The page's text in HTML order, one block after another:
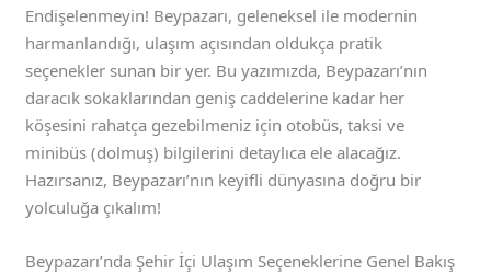
Endişelenmeyin! Beypazarı, geleneksel ile modernin
harmanlandığı, ulaşım açısından oldukça pratik
seçenekler sunan bir yer. Bu yazımızda, Beypazarı’nın
daracık sokaklarından geniş caddelerine kadar her
köşesini rahatça gezebilmeniz için otobüs, taksi ve
minibüs (dolmuş) bilgilerini detaylıca ele alacağız.
Hazırsanız, Beypazarı’nın keyifli dünyasına doğru bir
yolculuğa çıkalım!
Beypazarı’nda Şehir İçi Ulaşım Seçeneklerine Genel Bakış